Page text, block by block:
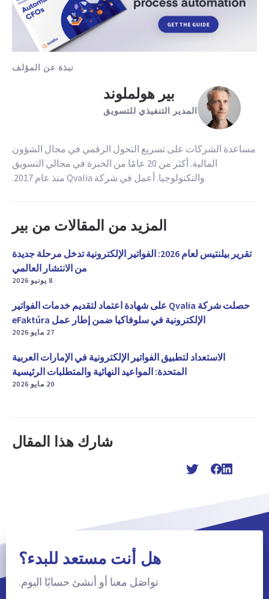
نبذة عن المؤلف
بير هولملوند
المدير التنفيذي للتسويق
مساعدة الشركات على تسريع التحول الرقمي في مجال الشؤون
المالية. أكثر من 20 عامًا من الخبرة في مجالي التسويق
والتكنولوجيا. أعمل في شركة Qvalia منذ عام 2017.
المزيد من المقالات من بير
تقرير بيلنتيس لعام 2026: الفواتير الإلكترونية تدخل مرحلة جديدة
من الانتشار العالمي
8 يونيو 2026
حصلت شركة Qvalia على شهادة اعتماد لتقديم خدمات الفواتير
الإلكترونية في سلوفاكيا ضمن إطار عمل eFaktúra
27 مايو 2026
الاستعداد لتطبيق الفواتير الإلكترونية في الإمارات العربية
المتحدة: المواعيد النهائية والمتطلبات الرئيسية
20 مايو 2026
شارك هذا المقال
هل أنت مستعد للبدء؟
تواصَل معنا أو أنشئ حسابًا اليوم.